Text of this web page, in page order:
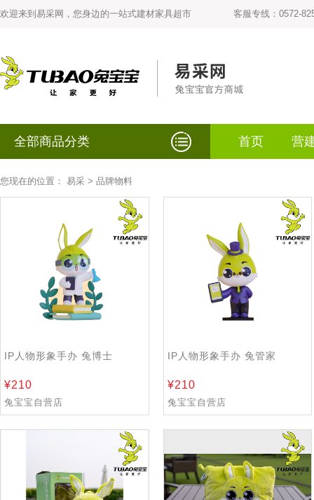
欢迎来到易采网，您身边的一站式建材家具超市 客服专线：0572-
全部商品分类 首页 营
您现在的位置： 易采 > 品牌物料
IP人物形象手办 兔博士
210
兔宝宝自营店
IP人物形象手办 兔管家
210
兔宝宝自营店